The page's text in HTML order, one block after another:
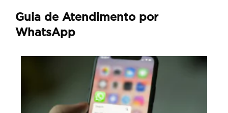
Guia de Atendimento por
WhatsApp